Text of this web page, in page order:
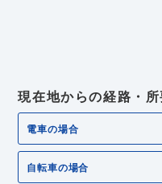
現在地からの経路・
電車の場合
自転車の場合